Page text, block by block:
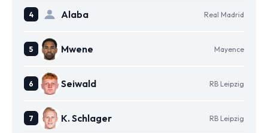
Alaba Real Madrid
Mwene Mayence
Seiwald RB Leipzig
K. Schlager RB Leipzig